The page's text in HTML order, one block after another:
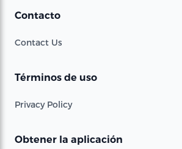
Contacto
Contact Us
Términos de uso
Privacy Policy
Obtener la aplicación